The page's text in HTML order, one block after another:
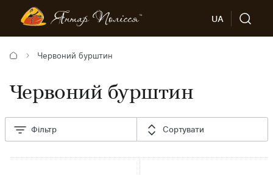
UA
Червоний бурштин
Червоний бурштин
Фільтр Сортувати